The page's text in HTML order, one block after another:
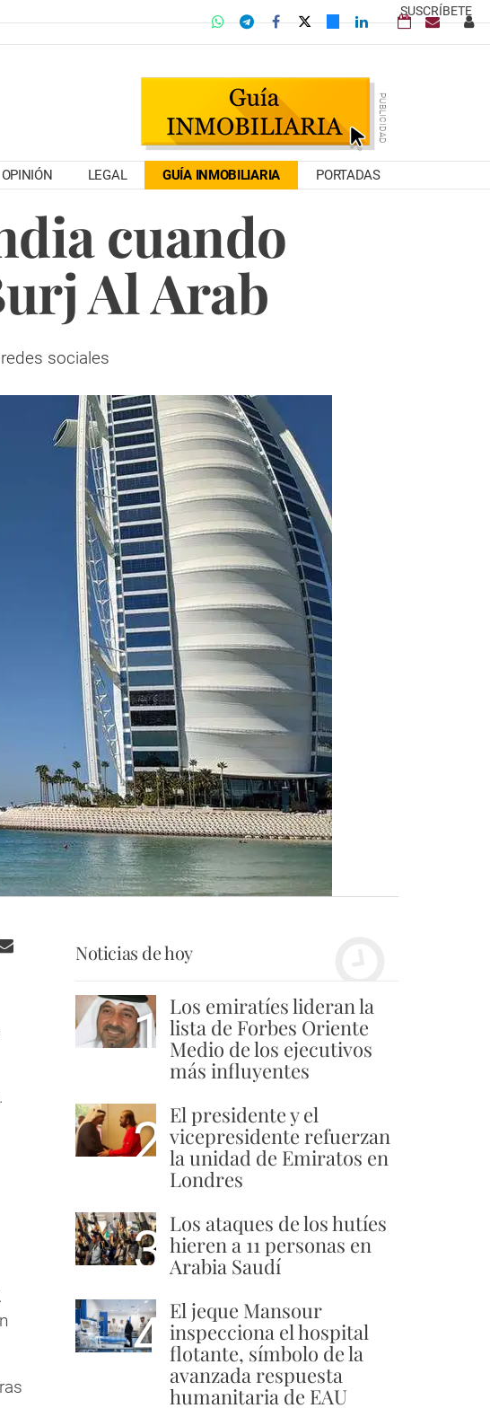
SUSCRÍBETE
OPINIÓN LEGAL GUÍA INMOBILIARIA PORTADAS
cuando
Al Arab
sociales
Noticias de hoy
1 Los emiratíes lideran la
lista de Forbes Oriente
Medio de los ejecutivos
más influyentes
2 El presidente y el
vicepresidente refuerzan
la unidad de Emiratos en
Londres
3 Los ataques de los hutíes
hieren a 11 personas en
Arabia Saudí
4 El jeque Mansour
inspecciona el hospital
flotante, símbolo de la
avanzada respuesta
humanitaria de EAU